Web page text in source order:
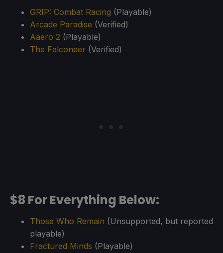
GRIP: Combat Racing (Playable)
Arcade Paradise (Verified)
Aaero 2 (Playable)
The Falconeer (Verified)
$8 For Everything Below:
Those Who Remain (Unsupported, but reported
playable)
Fractured Minds (Playable)